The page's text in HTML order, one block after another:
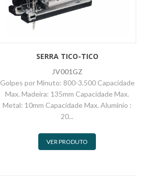
SERRA TICO-TICO
JV001GZ
Golpes por Minuto: 800-3.500 Capacidade
Max. Madeira: 135mm Capacidade Max.
Metal: 10mm Capacidade Max. Alumínio :
20...
VER PRODUTO